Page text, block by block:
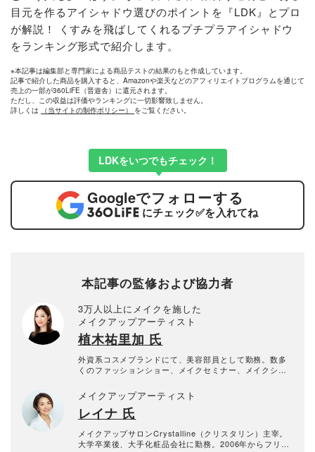
目元を作るアイシャドウ選びのポイントを『LDK』とプロ
が解説！ くすみを飛ばしてくれるプチプラアイシャドウ
をランキング形式で紹介します。
※本記事は編集部と専門家による商品テストの結果のもと作成しています。
記事で紹介した商品を購入すると、Amazonや楽天などのアフィリエイトプログラムを通じて
売上の一部が360LiFE（晋遊舎）に還元されます。
ただし、この収益は評価やランキングに一切影響致しません。
詳しくは
（当サイトの制作ポリシー） をご覧ください。
LDKをいつでもチェック！
Googleでフォローする
にチェック✅を入れてね
本記事の監修および協力者
3万人以上にメイクを施した
メイクアップアーティスト
植木祐里加 氏
外資系コスメブランドにて、美容部員として勤務。数多
くのファッションショー、メイクセミナー、メイクショ
メイクの悩みに向き合ってきた経験を生かし、現在はメ
イクサロンを経営。
メイクアップアーティスト
レイナ 氏
メイクアップサロンCrystalline（クリスタリン）主宰。
大学卒業後、大手化粧品会社に勤務。2006年からフリー